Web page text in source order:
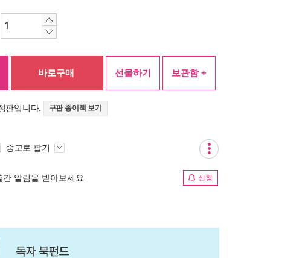
바로구매 선물하기 보관함 +
판입니다. 구판 종이책 보기
중고로 팔기
알림을 받아보세요 신청